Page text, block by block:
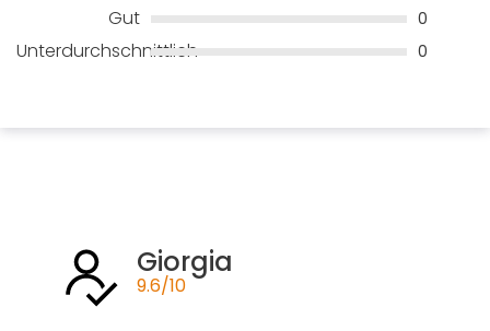
Gut 0
Unterdurchschnittlich 0
Giorgia
9.6/10